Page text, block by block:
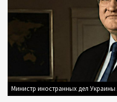
Министр иностранных дел Украины